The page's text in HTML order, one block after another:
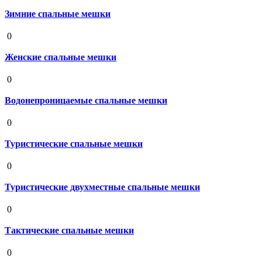
Зимние спальные мешки
0
Женские спальные мешки
0
Водонепроницаемые спальные мешки
0
Туристические спальные мешки
0
Туристические двухместные спальные мешки
0
Тактические спальные мешки
0